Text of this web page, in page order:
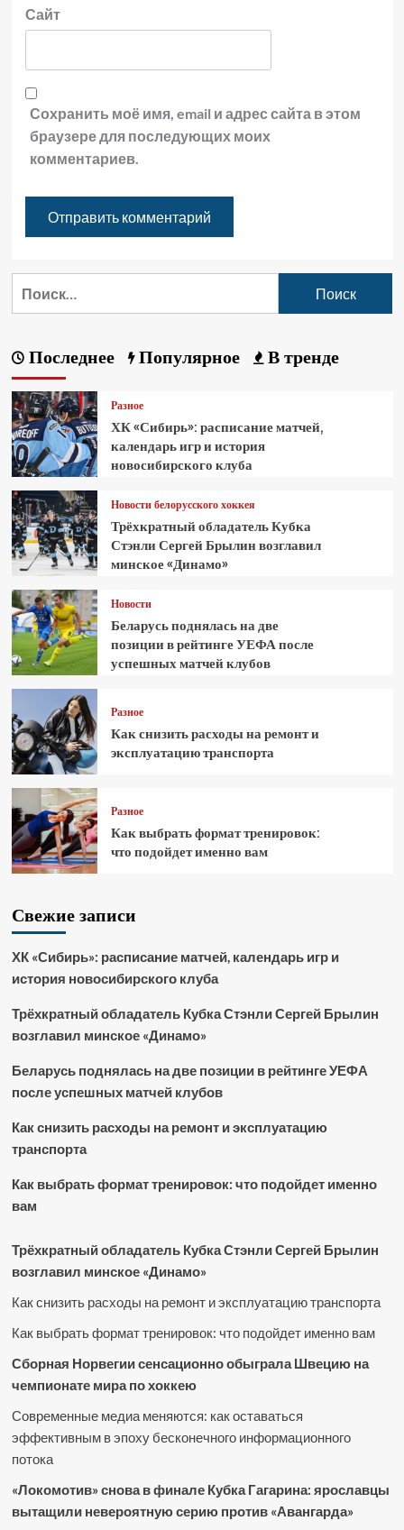
Сайт
Сохранить моё имя, email и адрес сайта в этом
браузере для последующих моих
комментариев.
Последнее Популярное В тренде
Разное
ХК «Сибирь»: расписание матчей,
календарь игр и история
новосибирского клуба
Новости белорусского хоккея
Трёхкратный обладатель Кубка
Стэнли Сергей Брылин возглавил
минское «Динамо»
Новости
Беларусь поднялась на две
позиции в рейтинге УЕФА после
успешных матчей клубов
Разное
Как снизить расходы на ремонт и
эксплуатацию транспорта
Разное
Как выбрать формат тренировок:
что подойдет именно вам
Свежие записи
ХК «Сибирь»: расписание матчей, календарь игр и
история новосибирского клуба
Трёхкратный обладатель Кубка Стэнли Сергей Брылин
возглавил минское «Динамо»
Беларусь поднялась на две позиции в рейтинге УЕФА
после успешных матчей клубов
Как снизить расходы на ремонт и эксплуатацию
транспорта
Как выбрать формат тренировок: что подойдет именно
вам
Трёхкратный обладатель Кубка Стэнли Сергей Брылин
возглавил минское «Динамо»
Как снизить расходы на ремонт и эксплуатацию транспорта
Как выбрать формат тренировок: что подойдет именно вам
Сборная Норвегии сенсационно обыграла Швецию на
чемпионате мира по хоккею
Современные медиа меняются: как оставаться
эффективным в эпоху бесконечного информационного
потока
«Локомотив» снова в финале Кубка Гагарина: ярославцы
вытащили невероятную серию против «Авангарда»